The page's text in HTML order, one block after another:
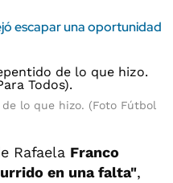
escapar una oportunidad
lo que hizo. (Foto Fútbol
Rafaela Franco
en una falta",